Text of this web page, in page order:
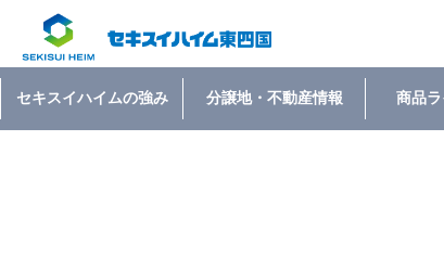
セキスイハイムの強み 分譲地・不動産情報 商品